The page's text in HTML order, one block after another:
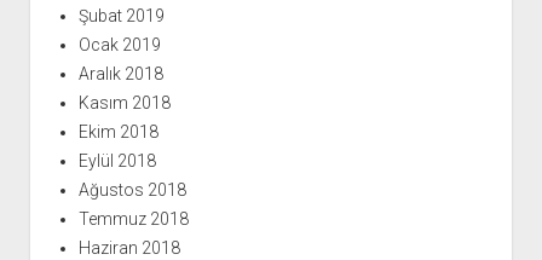
Şubat 2019
Ocak 2019
Aralık 2018
Kasım 2018
Ekim 2018
Eylül 2018
Ağustos 2018
Temmuz 2018
Haziran 2018